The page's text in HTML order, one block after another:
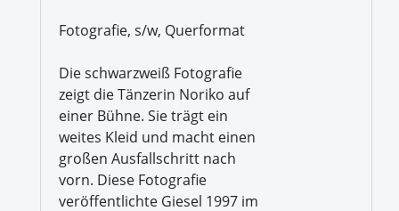
Fotografie, s/w, Querformat
Die schwarzweiß Fotografie
zeigt die Tänzerin Noriko auf
einer Bühne. Sie trägt ein
weites Kleid und macht einen
großen Ausfallschritt nach
vorn. Diese Fotografie
veröffentlichte Giesel 1997 im